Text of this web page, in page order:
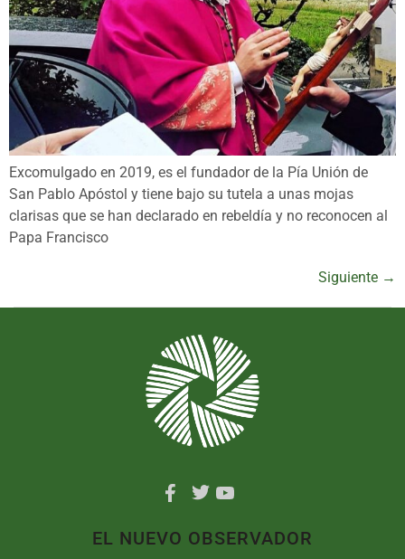
Excomulgado en 2019, es el fundador de la Pía Unión de
San Pablo Apóstol y tiene bajo su tutela a unas mojas
clarisas que se han declarado en rebeldía y no reconocen al
Papa Francisco
Siguiente →
EL NUEVO OBSERVADOR